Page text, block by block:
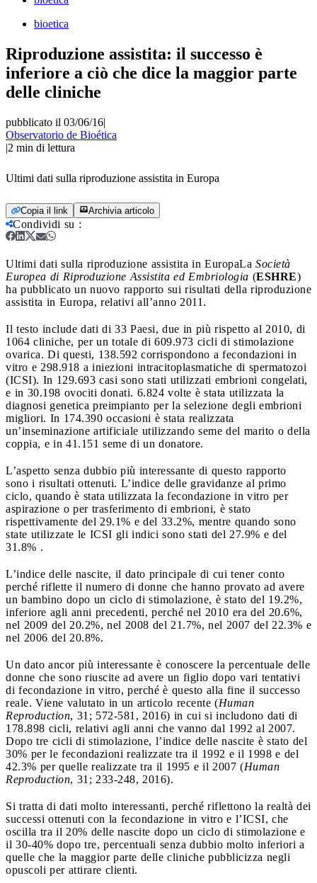
bioetica
Riproduzione assistita: il successo è
inferiore a ciò che dice la maggior parte
delle cliniche
pubblicato il 03/06/16|
Observatorio de Bioética
|2 min di lettura
Ultimi dati sulla riproduzione assistita in Europa
Copia il link Archivia articolo
Condividi su :
Ultimi dati sulla riproduzione assistita in EuropaLa Società
Europea di Riproduzione Assistita ed Embriologia (ESHRE)
ha pubblicato un nuovo rapporto sui risultati della riproduzione
assistita in Europa, relativi all’anno 2011.
Il testo include dati di 33 Paesi, due in più rispetto al 2010, di
1064 cliniche, per un totale di 609.973 cicli di stimolazione
ovarica. Di questi, 138.592 corrispondono a fecondazioni in
vitro e 298.918 a iniezioni intracitoplasmatiche di spermatozoi
(ICSI). In 129.693 casi sono stati utilizzati embrioni congelati,
e in 30.198 ovociti donati. 6.824 volte è stata utilizzata la
diagnosi genetica preimpianto per la selezione degli embrioni
migliori. In 174.390 occasioni è stata realizzata
un’inseminazione artificiale utilizzando seme del marito o della
coppia, e in 41.151 seme di un donatore.
L’aspetto senza dubbio più interessante di questo rapporto
sono i risultati ottenuti. L’indice delle gravidanze al primo
ciclo, quando è stata utilizzata la fecondazione in vitro per
aspirazione o per trasferimento di embrioni, è stato
rispettivamente del 29.1% e del 33.2%, mentre quando sono
state utilizzate le ICSI gli indici sono stati del 27.9% e del
31.8% .
L’indice delle nascite, il dato principale di cui tener conto
perché riflette il numero di donne che hanno provato ad avere
un bambino dopo un ciclo di stimolazione, è stato del 19.2%,
inferiore agli anni precedenti, perché nel 2010 era del 20.6%,
nel 2009 del 20.2%, nel 2008 del 21.7%, nel 2007 del 22.3% e
nel 2006 del 20.8%.
Un dato ancor più interessante è conoscere la percentuale delle
donne che sono riuscite ad avere un figlio dopo vari tentativi
di fecondazione in vitro, perché è questo alla fine il successo
reale. Viene valutato in un articolo recente (Human
Reproduction, 31; 572-581, 2016) in cui si includono dati di
178.898 cicli, relativi agli anni che vanno dal 1992 al 2007.
Dopo tre cicli di stimolazione, l’indice delle nascite è stato del
30% per le fecondazioni realizzate tra il 1992 e il 1998 e del
42.3% per quelle realizzate tra il 1995 e il 2007 (Human
Reproduction, 31; 233-248, 2016).
Si tratta di dati molto interessanti, perché riflettono la realtà dei
successi ottenuti con la fecondazione in vitro e l’ICSI, che
oscilla tra il 20% delle nascite dopo un ciclo di stimolazione e
il 30-40% dopo tre, percentuali senza dubbio molto inferiori a
quelle che la maggior parte delle cliniche pubblicizza negli
opuscoli per attirare clienti.